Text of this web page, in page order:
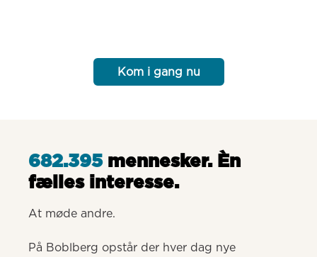
Kom i gang nu
682.395mennesker. Èn
fælles interesse.
At møde andre.
På Boblberg opstår der hver dag nye